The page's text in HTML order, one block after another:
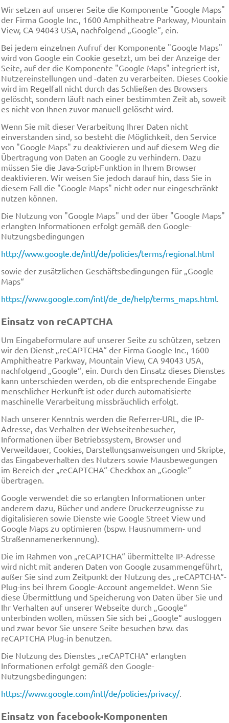
Wir setzen auf unserer Seite die Komponente "Google Maps"
der Firma Google Inc., 1600 Amphitheatre Parkway, Mountain
View, CA 94043 USA, nachfolgend „Google“, ein.
Bei jedem einzelnen Aufruf der Komponente "Google Maps"
wird von Google ein Cookie gesetzt, um bei der Anzeige der
Seite, auf der die Komponente "Google Maps" integriert ist,
Nutzereinstellungen und -daten zu verarbeiten. Dieses Cookie
wird im Regelfall nicht durch das Schließen des Browsers
gelöscht, sondern läuft nach einer bestimmten Zeit ab, soweit
es nicht von Ihnen zuvor manuell gelöscht wird.
Wenn Sie mit dieser Verarbeitung Ihrer Daten nicht
einverstanden sind, so besteht die Möglichkeit, den Service
von "Google Maps" zu deaktivieren und auf diesem Weg die
Übertragung von Daten an Google zu verhindern. Dazu
müssen Sie die Java-Script-Funktion in Ihrem Browser
deaktivieren. Wir weisen Sie jedoch darauf hin, dass Sie in
diesem Fall die "Google Maps" nicht oder nur eingeschränkt
nutzen können.
Die Nutzung von "Google Maps" und der über "Google Maps"
erlangten Informationen erfolgt gemäß den Google-
Nutzungsbedingungen
http://www.google.de/intl/de/policies/terms/regional.html
sowie der zusätzlichen Geschäftsbedingungen für „Google
Maps“
https://www.google.com/intl/de_de/help/terms_maps.html
Einsatz von reCAPTCHA
Um Eingabeformulare auf unserer Seite zu schützen, setzen
wir den Dienst „reCAPTCHA“ der Firma Google Inc., 1600
Amphitheatre Parkway, Mountain View, CA 94043 USA,
nachfolgend „Google“, ein. Durch den Einsatz dieses Dienstes
kann unterschieden werden, ob die entsprechende Eingabe
menschlicher Herkunft ist oder durch automatisierte
maschinelle Verarbeitung missbräuchlich erfolgt.
Nach unserer Kenntnis werden die Referrer-URL, die IP-
Adresse, das Verhalten der Webseitenbesucher,
Informationen über Betriebssystem, Browser und
Verweildauer, Cookies, Darstellungsanweisungen und Skripte,
das Eingabeverhalten des Nutzers sowie Mausbewegungen
im Bereich der „reCAPTCHA“-Checkbox an „Google“
übertragen.
Google verwendet die so erlangten Informationen unter
anderem dazu, Bücher und andere Druckerzeugnisse zu
digitalisieren sowie Dienste wie Google Street View und
Google Maps zu optimieren (bspw. Hausnummern- und
Straßennamenerkennung).
Die im Rahmen von „reCAPTCHA“ übermittelte IP-Adresse
wird nicht mit anderen Daten von Google zusammengeführt,
außer Sie sind zum Zeitpunkt der Nutzung des „reCAPTCHA“-
Plug-ins bei Ihrem Google-Account angemeldet. Wenn Sie
diese Übermittlung und Speicherung von Daten über Sie und
Ihr Verhalten auf unserer Webseite durch „Google“
unterbinden wollen, müssen Sie sich bei „Google“ ausloggen
und zwar bevor Sie unsere Seite besuchen bzw. das
reCAPTCHA Plug-in benutzen.
Die Nutzung des Dienstes „reCAPTCHA“ erlangten
Informationen erfolgt gemäß den Google-
Nutzungsbedingungen:
https://www.google.com/intl/de/policies/privacy/.
Einsatz von facebook-Komponenten